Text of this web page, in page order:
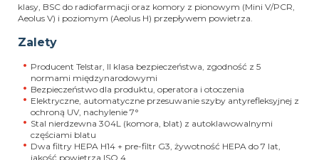
klasy, BSC do radiofarmacji oraz komory z pionowym (Mini V/PCR,
Aeolus V) i poziomym (Aeolus H) przepływem powietrza.
Zalety
Producent Telstar, II klasa bezpieczeństwa, zgodność z 5
normami międzynarodowymi
Bezpieczeństwo dla produktu, operatora i otoczenia
Elektryczne, automatyczne przesuwanie szyby antyrefleksyjnej z
ochroną UV, nachylenie 7°
Stal nierdzewna 304L (komora, blat) z autoklawowalnymi
częściami blatu
Dwa filtry HEPA H14 + pre-filtr G3, żywotność HEPA do 7 lat,
jakość powietrza ISO 4